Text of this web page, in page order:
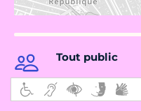
Tout public